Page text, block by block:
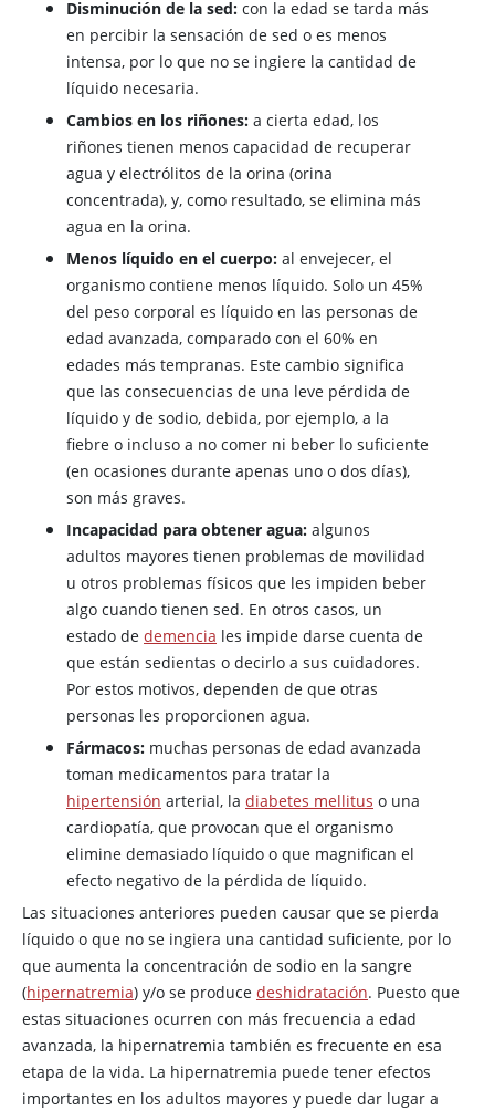
Disminución de la sed: con la edad se tarda más
en percibir la sensación de sed o es menos
intensa, por lo que no se ingiere la cantidad de
líquido necesaria.
Cambios en los riñones: a cierta edad, los
riñones tienen menos capacidad de recuperar
agua y electrólitos de la orina (orina
concentrada), y, como resultado, se elimina más
agua en la orina.
Menos líquido en el cuerpo: al envejecer, el
organismo contiene menos líquido. Solo un 45%
del peso corporal es líquido en las personas de
edad avanzada, comparado con el 60% en
edades más tempranas. Este cambio significa
que las consecuencias de una leve pérdida de
líquido y de sodio, debida, por ejemplo, a la
fiebre o incluso a no comer ni beber lo suficiente
(en ocasiones durante apenas uno o dos días),
son más graves.
Incapacidad para obtener agua: algunos
adultos mayores tienen problemas de movilidad
u otros problemas físicos que les impiden beber
algo cuando tienen sed. En otros casos, un
estado de demencia les impide darse cuenta de
que están sedientas o decirlo a sus cuidadores.
Por estos motivos, dependen de que otras
personas les proporcionen agua.
Fármacos: muchas personas de edad avanzada
toman medicamentos para tratar la
hipertensión arterial, la diabetes mellitus o una
cardiopatía, que provocan que el organismo
elimine demasiado líquido o que magnifican el
efecto negativo de la pérdida de líquido.
Las situaciones anteriores pueden causar que se pierda
líquido o que no se ingiera una cantidad suficiente, por lo
que aumenta la concentración de sodio en la sangre
(hipernatremia) y/o se produce deshidratación. Puesto que
estas situaciones ocurren con más frecuencia a edad
avanzada, la hipernatremia también es frecuente en esa
etapa de la vida. La hipernatremia puede tener efectos
importantes en los adultos mayores y puede dar lugar a